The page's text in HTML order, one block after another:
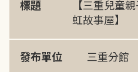
標題
【三重兒童
虹故事屋】
發布單位 三重分館